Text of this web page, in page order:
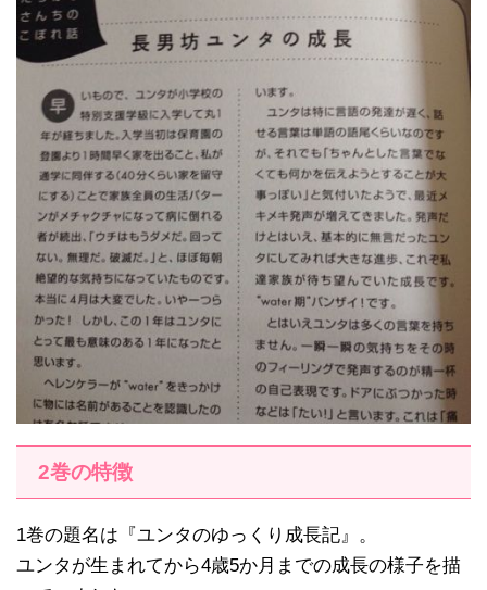
2巻の特徴
1巻の題名は『ユンタのゆっくり成長記』。
ユンタが生まれてから4歳5か月までの成長の様子を描